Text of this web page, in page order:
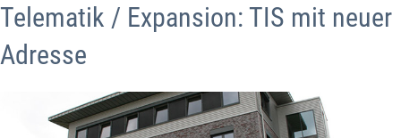
Telematik / Expansion: TIS mit neuer
Adresse